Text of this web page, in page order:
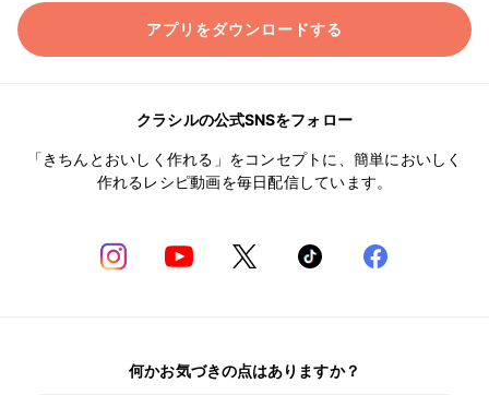
アプリをダウンロードする
クラシルの公式SNSをフォロー
「きちんとおいしく作れる」をコンセプトに、簡単においしく
作れるレシピ動画を毎日配信しています。
何かお気づきの点はありますか？